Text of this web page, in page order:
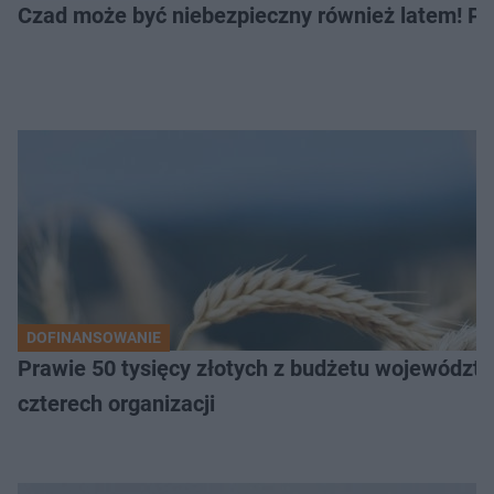
Czad może być niebezpieczny również latem!
DOFINANSOWANIE
Prawie 50 tysięcy złotych z budżetu
czterech organizacji